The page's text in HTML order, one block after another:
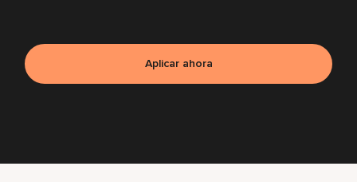
Aplicar ahora